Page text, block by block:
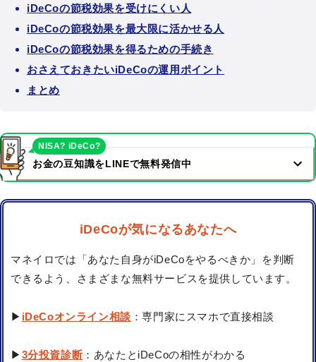
iDeCoの節税効果を受けにくい人
iDeCoの節税効果を最大限に活かせる人
iDeCoの節税効果を得るための手続き
おさえておきたいiDeCoの運用ポイント
まとめ
お金の豆知識をLINEで無料発信中
NISA? iDeCo?
iDeCoが気になるあなたへ
マネイロでは「あなた自身がiDeCoをやるべきか」を判断
できるよう、さまざまな無料サービスを提供しています。
▶ iDeCoオンライン相談 ：専門家にスマホで直接相談
▶ 3分投資診断：あなたとiDeCoの相性がわかる